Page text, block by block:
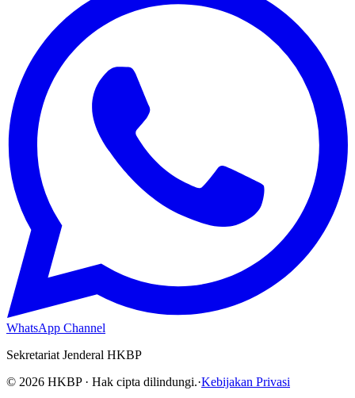
WhatsApp Channel
Sekretariat Jenderal HKBP
© 2026 HKBP · Hak cipta dilindungi.·Kebijakan Privasi